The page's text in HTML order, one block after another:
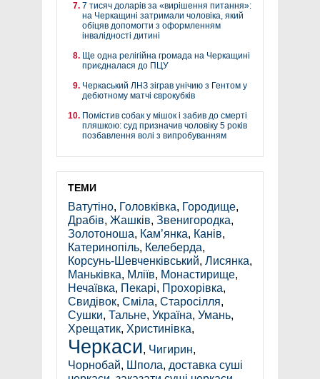
7 тисяч доларів за «вирішення питання»:
на Черкащині затримали чоловіка, який
обіцяв допомогти з оформленням
інвалідності дитині
Ще одна релігійна громада на Черкащині
приєдналася до ПЦУ
Черкаський ЛНЗ зіграв унічию з Гентом у
дебютному матчі єврокубків
Помістив собак у мішок і забив до смерті
пляшкою: суд призначив чоловіку 5 років
позбавлення волі з випробуванням
ТЕМИ
Ватутіно, Головківка, Городище,
Драбів, Жашків, Звенигородка,
Золотоноша, Кам’янка, Канів,
Катеринопіль, Келеберда,
Корсунь-Шевченківський, Лисянка,
Маньківка, Мліїв, Монастирище,
Нечаївка, Пекарі, Прохорівка,
Свидівок, Сміла, Старосілля,
Сушки, Тальне, Україна, Умань,
Хрещатик, Христинівка,
Черкаси, Чигирин,
Чорнобай, Шпола, доставка суші